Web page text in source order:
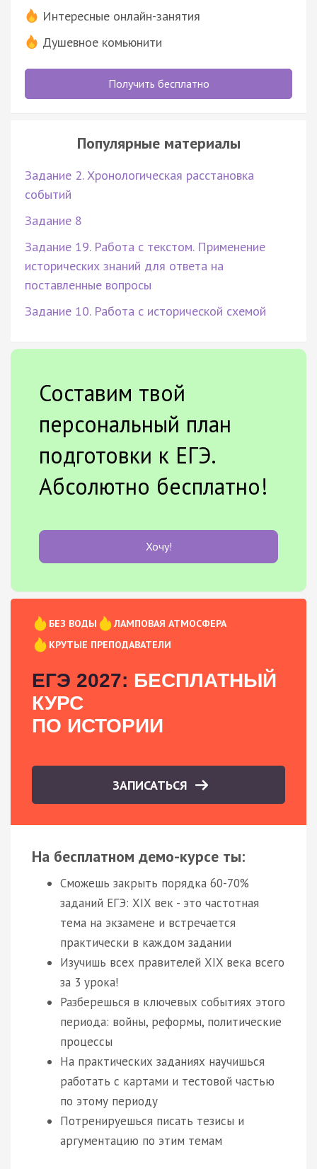
Интересные онлайн-занятия
Душевное комьюнити
Получить бесплатно
Популярные материалы
Задание 2. Хронологическая расстановка
событий
Задание 8
Задание 19. Работа с текстом. Применение
исторических знаний для ответа на
поставленные вопросы
Задание 10. Работа с исторической схемой
Составим твой
персональный план
подготовки к ЕГЭ.
Абсолютно бесплатно!
Хочу!
БЕЗ ВОДЫ
ЛАМПОВАЯ АТМОСФЕРА
КРУТЫЕ ПРЕПОДАВАТЕЛИ
ЕГЭ 2027: БЕСПЛАТНЫЙ
КУРС
ПО ИСТОРИИ
ЗАПИСАТЬСЯ
На бесплатном демо-курсе ты:
Сможешь закрыть порядка 60-70%
заданий ЕГЭ: XIX век - это частотная
тема на экзамене и встречается
практически в каждом задании
Изучишь всех правителей XIX века всего
за 3 урока!
Разберешься в ключевых событиях этого
периода: войны, реформы, политические
процессы
На практических заданиях научишься
работать с картами и тестовой частью
по этому периоду
Потренируешься писать тезисы и
аргументацию по этим темам